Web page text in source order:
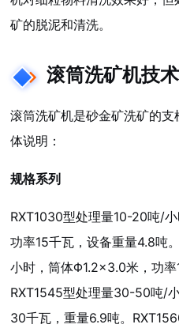
矿的脱泥和清洗。
滚筒洗矿机技
滚筒洗矿机是砂金矿洗矿的
体说明：
规格系列
RXT1030型处理量10-20吨/
功率15千瓦，设备重量4.8吨
小时，筒体Φ1.2×3.0米，功率
RXT1545型处理量30-50吨/
30千瓦，重量6.9吨。